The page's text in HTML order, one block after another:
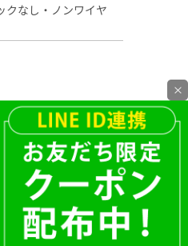
クなし・ノンワイヤ
ケ 福助 インナー 肌着
ーなし 大きいサイズ
×